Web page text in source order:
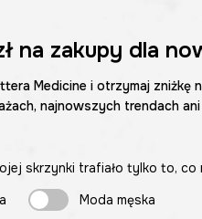
na zakupy dla
Medicine i otrzymaj zniżkę
najnowszych trendach
skrzynki trafiało tylko to,
Moda męska